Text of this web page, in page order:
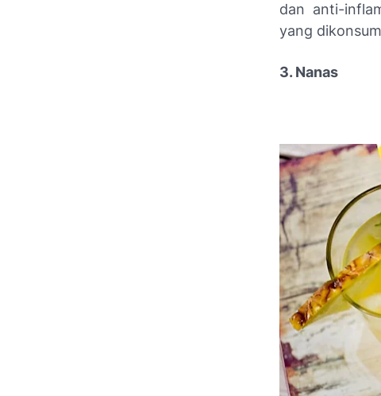
dan anti-
yang
3. Nanas